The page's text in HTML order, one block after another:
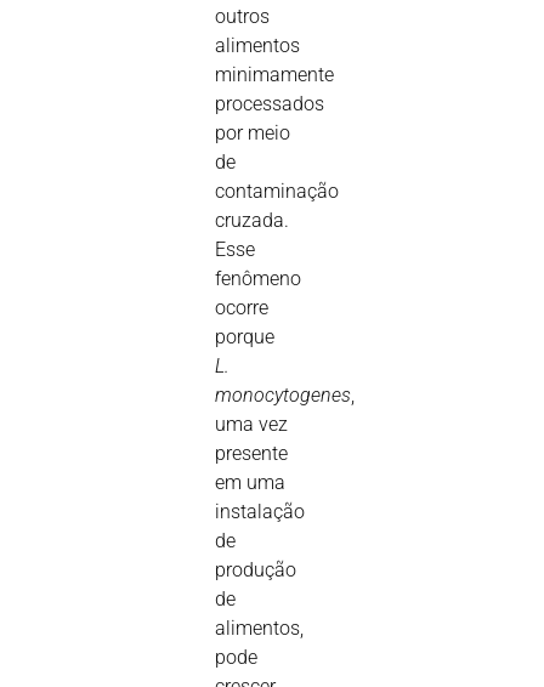
outros
alimentos
minimamente
processados
por meio
de
contaminação
cruzada.
Esse
fenômeno
ocorre
porque
L.
monocytogenes
uma vez
presente
em uma
instalação
de
produção
de
alimentos,
pode